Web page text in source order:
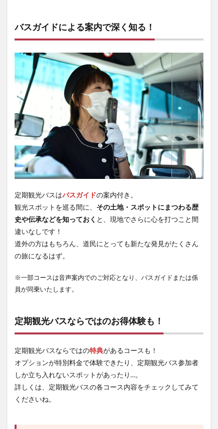
バスガイドによる案内で深く知る！
定期観光バスはバスガイドの案内付き。
観光スポットを巡る間に、 その土地・スポットにまつわる歴
史や伝承などを知っておく と、現地でさらに心を打つこと間
違いなしです！
道外の方はもちろん、道民にとっても新たな発見がたくさん
の旅になるはず。
※一部コースは音声案内でのご対応となり、バスガイドまたは係
員が同乗いたします。
定期観光バスならではのお得体験も！
定期観光バスならではの特典があるコースも！
オプションが特別料金で体験できたり、定期観光バス参加者
しか立ち入れないスポットがあったり…。
詳しくは、定期観光バスの各コース内容をチェックしてみて
くださいね。